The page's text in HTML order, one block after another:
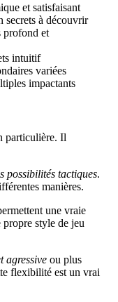
et satisfaisant
secrets à découvrir
profond et
intuitif
variées
impactants
particulière. Il
possibilités tactiques.
manières.
une vraie
style de jeu
agressive ou plus
flexibilité est un vrai